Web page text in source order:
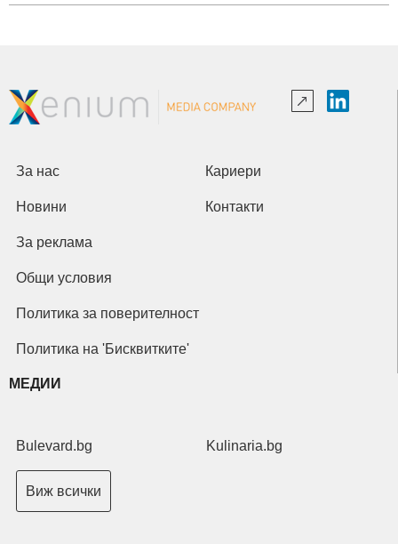
За нас Кариери
Новини Контакти
За реклама
Общи условия
Политика за поверителност
Политика на 'Бисквитките'
МЕДИИ
Bulevard.bg Kulinaria.bg
Виж всички